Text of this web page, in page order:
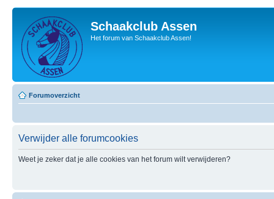
Schaakclub Assen
Het forum van Schaakclub Assen!
Forumoverzicht
Verwijder alle forumcookies
Weet je zeker dat je alle cookies van het forum wilt verwijderen?